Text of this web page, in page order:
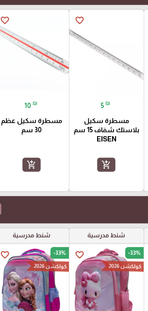
favorite_border
5 ₪
مسطرة سكيل
بلاستك شفاف 15 سم
EISEN
add_shopping_cart
favorite_border
10 ₪
مسطرة سكيل عظم
30 سم
add_shopping_cart
شنط مدرسية
favorite_border -33%
كولكشن 2026
شنط مدرسية
favorite_border -33%
كولكشن 2026